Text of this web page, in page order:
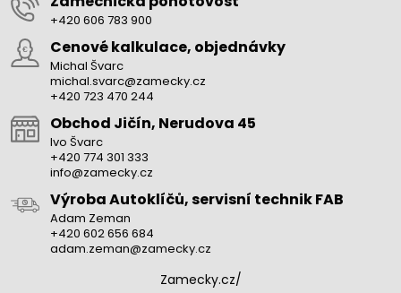
+420 606 783 900
Cenové kalkulace, objednávky
Michal Švarc
michal.svarc@zamecky.cz
+420 723 470 244
Obchod Jičín, Nerudova 45
Ivo Švarc
+420 774 301 333
info@zamecky.cz
Výroba Autoklíčů, servisní technik FAB
Adam Zeman
+420 602 656 684
adam.zeman@zamecky.cz
Zamecky.cz/